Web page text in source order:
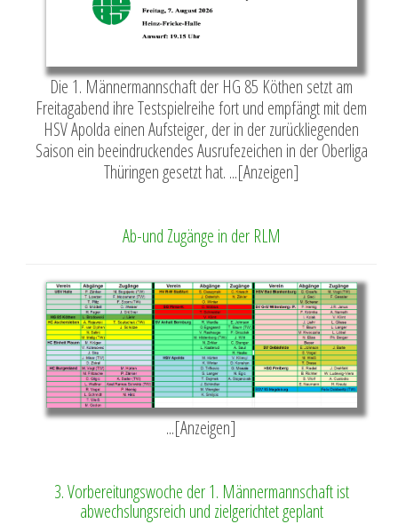
Die 1. Männermannschaft der HG 85 Köthen setzt am
Freitagabend ihre Testspielreihe fort und empfängt mit dem
HSV Apolda einen Aufsteiger, der in der zurückliegenden
Saison ein beeindruckendes Ausrufezeichen in der Oberliga
Thüringen gesetzt hat. ...[Anzeigen]
Ab-und Zugänge in der RLM
...[Anzeigen]
3. Vorbereitungswoche der 1. Männermannschaft ist
abwechslungsreich und zielgerichtet geplant